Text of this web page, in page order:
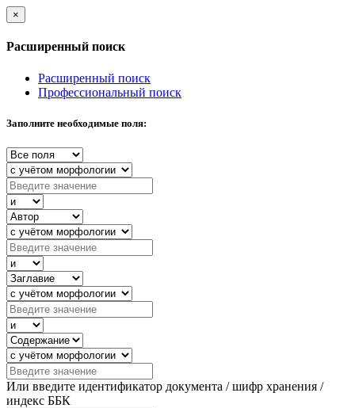
×
Расширенный поиск
Расширенный поиск
Профессиональный поиск
Заполните необходимые поля:
Или введите идентификатор документа / шифр хранения /
индекс ББК